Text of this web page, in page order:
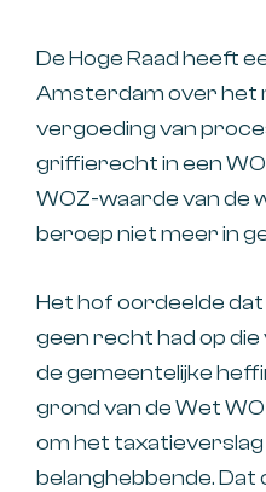
De Hoge Raad heeft
Amsterdam over het
vergoeding van
griffierecht in een
WOZ-waarde van de
beroep niet meer in
Het hof oordeelde
geen recht had op
de gemeentelijke
grond van de Wet
om het
belanghebbende. Dat